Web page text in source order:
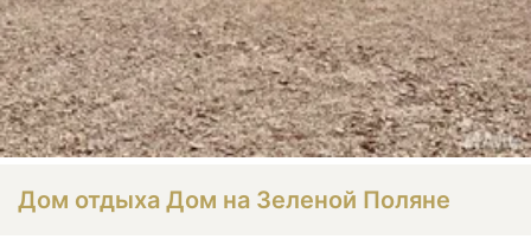
Дом отдыха Дом на Зеленой Поляне